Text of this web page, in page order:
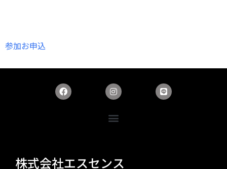
参加お申込
株式会社エスセンス